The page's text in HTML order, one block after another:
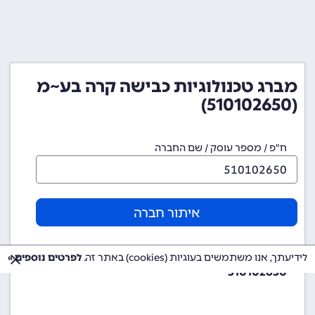
מברג טכנולוגיות כבישה קרה בע~מ
(510102650)
ח"פ / מספר עוסק / שם החברה
איתור חברה
510102650
לידיעתך, אנו משתמשים בעוגיות (cookies) באתר זה. לפרטים נוספים »